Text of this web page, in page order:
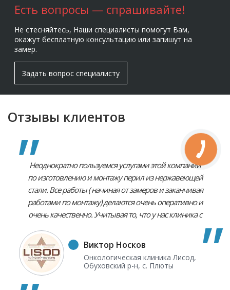
Есть вопросы — спрашивайте!
Не стесняйтесь, Наши специалисты помогут Вам,
окажут бесплатную консультацию или запишут на
замер.
Задать вопрос специалисту
Отзывы клиентов
Неоднократно пользуемся услугами этой компании
по изготовлению и монтажу перил из нержавеющей
стали. Все работы ( начиная от замеров и заканчивая
работами по монтажу) делаются очень оперативно и
очень качественно. Учитывая то, что у нас клиника с
имиджевому состоянию и этими перилами
пользуются кроме сотрудников и пациенты, то эти
все перила, устанавливаемые и на улице и внутри
зданий, очень органично вписываются в наш имидж
Виктор Носков
Онкологическая клиника Лисод,
Обуховский р-н, с. Плюты